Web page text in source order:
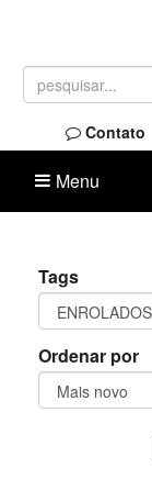
Contato
Menu
Tags
Ordenar por